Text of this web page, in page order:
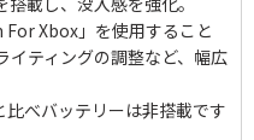
Xbox」を使用すること
イティングの調整など、幅広
べバッテリーは非搭載です